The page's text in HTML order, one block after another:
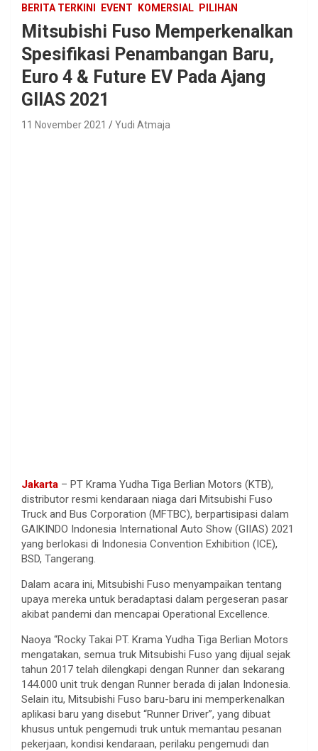
BERITA TERKINI EVENT KOMERSIAL PILIHAN
Mitsubishi Fuso Memperkenalkan
Spesifikasi Penambangan Baru,
Euro 4 & Future EV Pada Ajang
GIIAS 2021
11 November 2021 Yudi Atmaja
Jakarta – PT Krama Yudha Tiga Berlian Motors (KTB),
distributor resmi kendaraan niaga dari Mitsubishi Fuso
Truck and Bus Corporation (MFTBC), berpartisipasi dalam
GAIKINDO Indonesia International Auto Show (GIIAS) 2021
yang berlokasi di Indonesia Convention Exhibition (ICE),
BSD, Tangerang.
Dalam acara ini, Mitsubishi Fuso menyampaikan tentang
upaya mereka untuk beradaptasi dalam pergeseran pasar
akibat pandemi dan mencapai Operational Excellence.
Naoya “Rocky Takai PT. Krama Yudha Tiga Berlian Motors
mengatakan, semua truk Mitsubishi Fuso yang dijual sejak
tahun 2017 telah dilengkapi dengan Runner dan sekarang
144.000 unit truk dengan Runner berada di jalan Indonesia.
Selain itu, Mitsubishi Fuso baru-baru ini memperkenalkan
aplikasi baru yang disebut “Runner Driver”, yang dibuat
khusus untuk pengemudi truk untuk memantau pesanan
pekerjaan, kondisi kendaraan, perilaku pengemudi dan